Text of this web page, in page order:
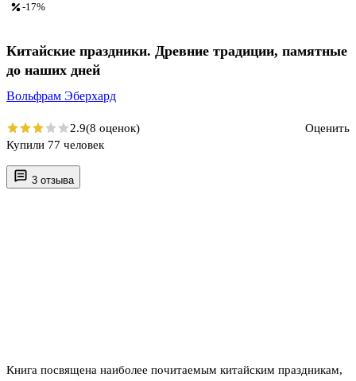
3 отзыва
Книга посвящена наиболее почитаемым китайским праздникам,
-17%
Китайские праздники. Древние традиции, памятные
до наших дней
Вольфрам Эберхард
2.9(8 оценок)
Оценить
Купили 77 человек